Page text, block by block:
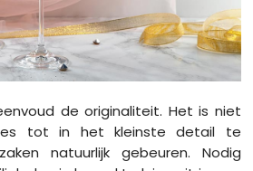
de originaliteit. Het is niet
tot in het kleinste detail te
natuurlijk gebeuren. Nodig